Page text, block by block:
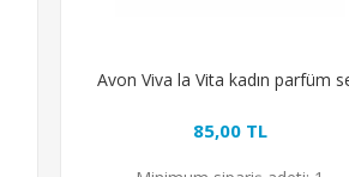
Avon Viva la Vita kadın parfüm
85,00 TL